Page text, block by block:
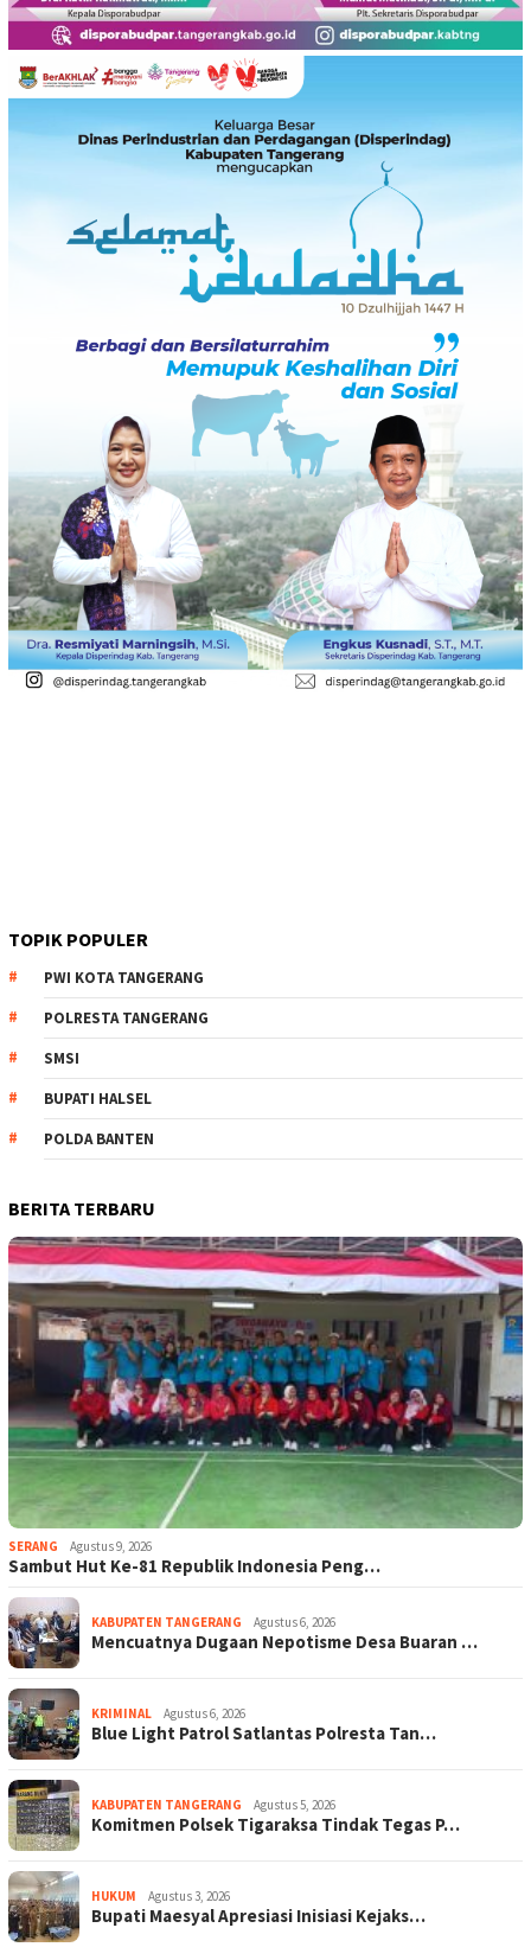
TOPIK POPULER
PWI KOTA TANGERANG
POLRESTA TANGERANG
SMSI
BUPATI HALSEL
POLDA BANTEN
BERITA TERBARU
SERANG Agustus 9, 2026
Sambut Hut Ke-81 Republik Indonesia Peng…
KABUPATEN TANGERANG Agustus 6, 2026
Mencuatnya Dugaan Nepotisme Desa Buaran …
KRIMINAL Agustus 6, 2026
Blue Light Patrol Satlantas Polresta Tan…
KABUPATEN TANGERANG Agustus 5, 2026
Komitmen Polsek Tigaraksa Tindak Tegas P…
HUKUM Agustus 3, 2026
Bupati Maesyal Apresiasi Inisiasi Kejaks…